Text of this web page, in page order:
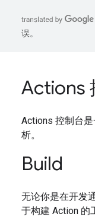
误。
Actions
Actions 控制台
析。
Build
无论你是在开发
于构建 Action 的